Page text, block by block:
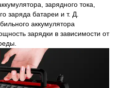
зарядного тока,
заряда батареи и т. Д.
аккумулятора
зарядки в зависимости от